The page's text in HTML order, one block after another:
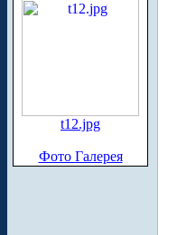
t12.jpg
Фото Галерея